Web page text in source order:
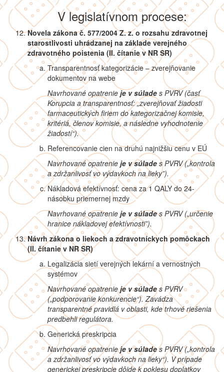
V legislatívnom procese:
Novela zákona č. 577/2004 Z. z. o rozsahu zdravotnej
starostlivosti uhrádzanej na základe verejného
zdravotného poistenia (II. čítanie v NR SR)
Transparentnosť kategorizácie – zverejňovanie
dokumentov na webe
Navrhované opatrenie je v súlade s PVRV(časť
Korupcia a transparentnosť: „zverejňovať žiadosti
farmaceutických firiem do kategorizačnej komisie,
kritériá, členov komisie, a následne vyhodnotenie
žiadostí“).
Referencovanie cien na druhú najnižšiu cenu v EÚ
Navrhované opatrenie je v súlade s PVRV („kontrola
a zdržanlivosť vo výdavkoch na lieky”).
Nákladová efektívnosť: cena za 1 QALY do 24-
násobku priemernej mzdy
Navrhované opatrenie je v súlades PVRV („určenie
hranice nákladovej efektívnosti”).
Návrh zákona o liekoch a zdravotníckych pomôckach
(II. čítanie v NR SR)
Legalizácia sietí verejných lekární a vernostných
systémov
Navrhované opatrenieje v súlades PVRV
(„podporovanie konkurencie“). Zavádza
transparentné pravidlá v oblasti, kde trhové riešenia
predbehli regulátora.
Generická preskripcia
Navrhované opatrenieje v súlades PVRV („kontrola
a zdržanlivosť vo výdavkoch na lieky“). V prípade
generickej preskripcie dôjde k poklesu doplatkov